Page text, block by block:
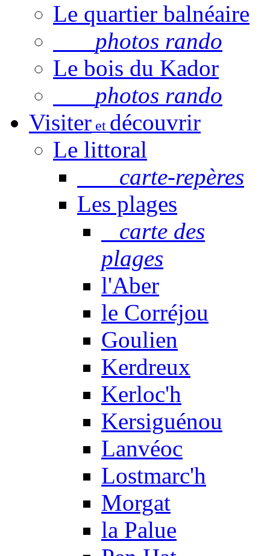
Le quartier balnéaire
photos rando
Le bois du Kador
photos rando
Visiter et découvrir
Le littoral
carte-repères
Les plages
carte des
plages
l'Aber
le Corréjou
Goulien
Kerdreux
Kerloc'h
Kersiguénou
Lanvéoc
Lostmarc'h
Morgat
la Palue